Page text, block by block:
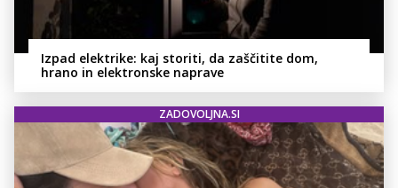
Izpad elektrike: kaj storiti, da zaščitite dom,
hrano in elektronske naprave
ZADOVOLJNA.SI